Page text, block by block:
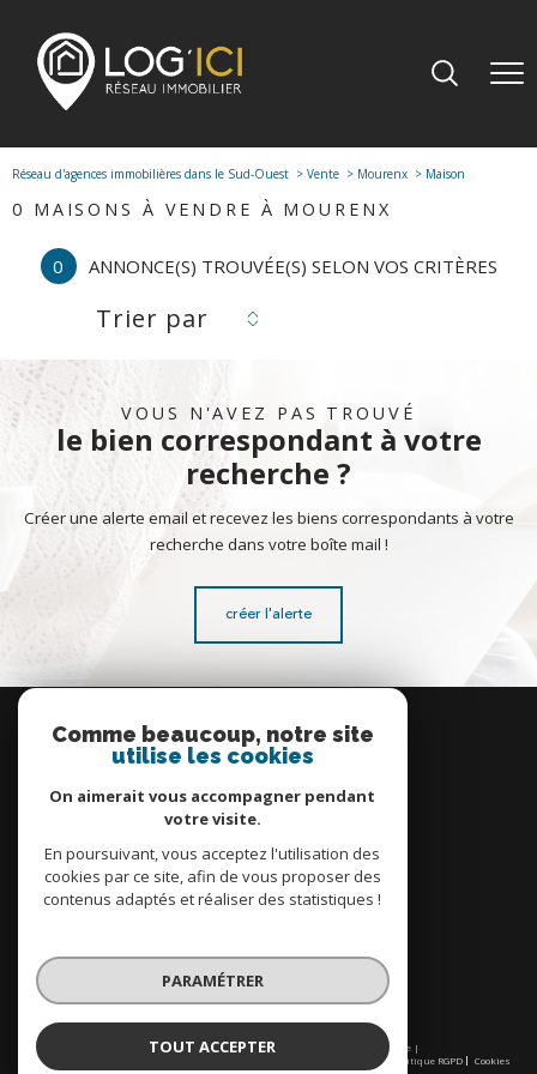
Réseau d'agences immobilières dans le Sud-Ouest Vente Mourenx Maison
0 MAISONS À VENDRE À MOURENX
0 ANNONCE(S) TROUVÉE(S) SELON VOS CRITÈRES
Trier par
VOUS N'AVEZ PAS TROUVÉ
le bien correspondant à votre
recherche ?
Créer une alerte email et recevez les biens correspondants à votre
recherche dans votre boîte mail !
créer l'alerte
connecter
espace propriétaire
© 2026 | Tous droits réservés | Traduction powered by Google |
Nos honoraires
Politique RGPD Cookies
Comme beaucoup, notre site
utilise les cookies
On aimerait vous accompagner pendant
votre visite.
En poursuivant, vous acceptez l'utilisation des
cookies par ce site, afin de vous proposer des
contenus adaptés et réaliser des statistiques !
PARAMÉTRER
TOUT ACCEPTER